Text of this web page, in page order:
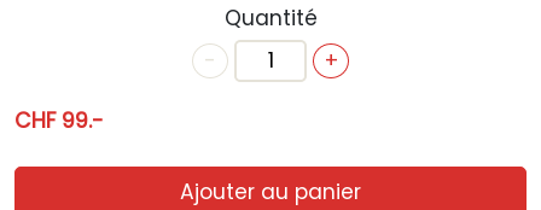
Quantité
-
+
CHF 99.-
Ajouter au panier